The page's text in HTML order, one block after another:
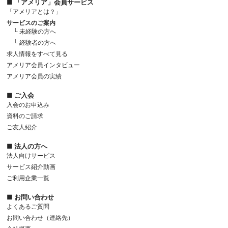
■ 「アメリア」会員サービス
「アメリアとは？」
サービスのご案内
└ 未経験の方へ
└ 経験者の方へ
求人情報をすべて見る
アメリア会員インタビュー
アメリア会員の実績
■ ご入会
入会のお申込み
資料のご請求
ご友人紹介
■ 法人の方へ
法人向けサービス
サービス紹介動画
ご利用企業一覧
■ お問い合わせ
よくあるご質問
お問い合わせ（連絡先）